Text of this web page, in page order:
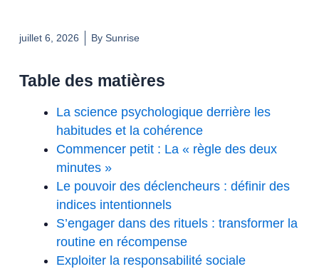
juillet 6, 2026 BySunrise
Table des matières
La science psychologique derrière les
habitudes et la cohérence
Commencer petit : La « règle des deux
minutes »
Le pouvoir des déclencheurs : définir des
indices intentionnels
S’engager dans des rituels : transformer la
routine en récompense
Exploiter la responsabilité sociale